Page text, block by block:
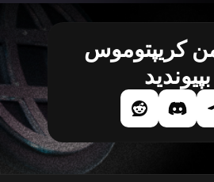
کریپتوموس
بپیوندید